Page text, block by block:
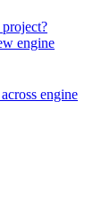
engine
engine